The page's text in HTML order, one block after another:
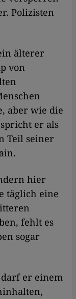
Polizisten
älterer
von
aber wie die
er als
Teil seiner
hier
täglich eine
fehlt es
sogar
er einem